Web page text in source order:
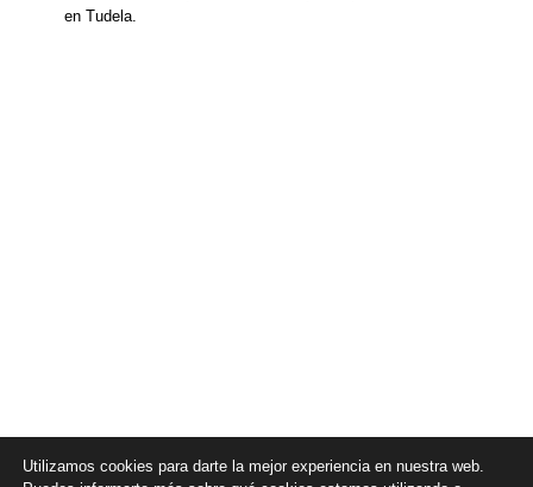
en Tudela.
Utilizamos cookies para darte la mejor experiencia en nuestra web.